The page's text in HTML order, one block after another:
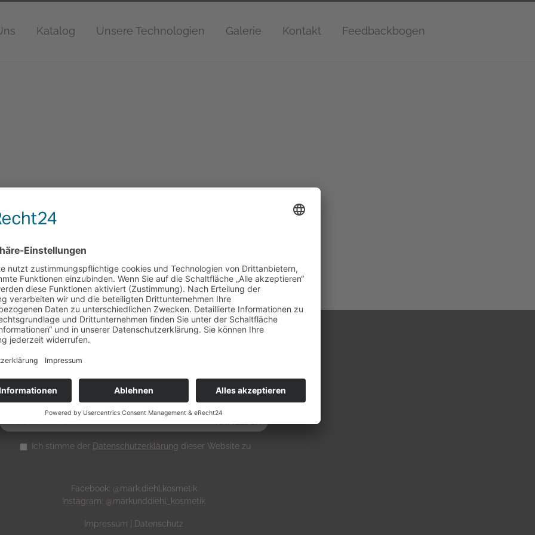
Katalog Unsere Technologien Galerie Kontakt Feedbackbogen
ÜBER UNS
Melden Sie sich für unseren Newsletter an
Ich stimme der Datenschutzerklärung dieser Website zu
Facebook: @mark.diehl.kosmetik
Instagram: @markunddiehl_kosmetik
Impressum Datenschutz